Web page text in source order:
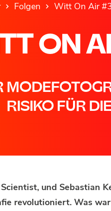
Folgen Witt On Air
ON
RISIKO FÜR
und Sebastian
revolutioniert. Was